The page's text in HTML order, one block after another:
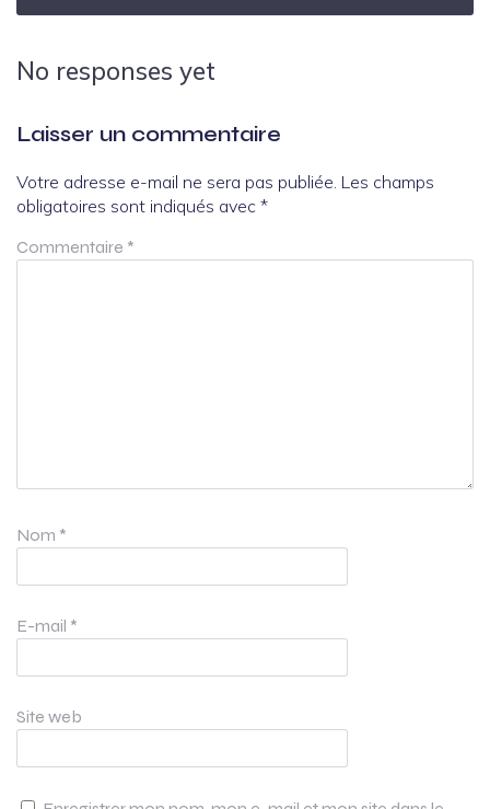
No responses yet
Laisser un commentaire
Votre adresse e-mail ne sera pas publiée. Les champs
obligatoires sont indiqués avec *
Commentaire *
Nom *
E-mail *
Site web